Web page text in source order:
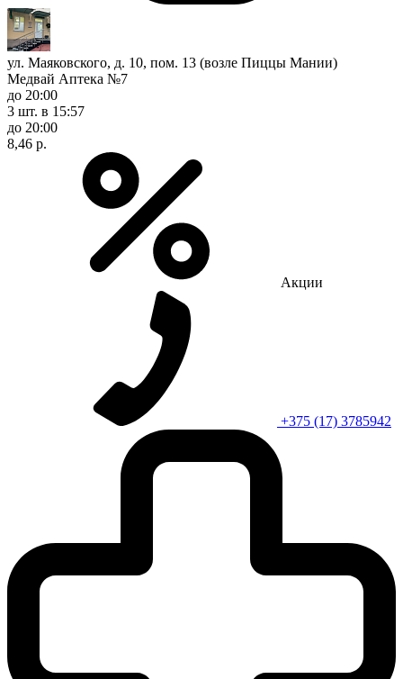
ул. Маяковского, д. 10, пом. 13 (возле Пиццы Мании)
Медвай Аптека №7
до 20:00
3 шт. в 15:57
до 20:00
8,46 р.
Акции
+375 (17) 3785942